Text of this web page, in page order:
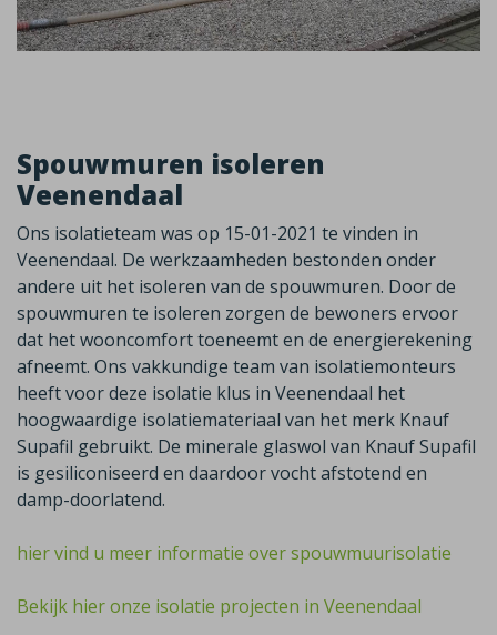
Spouwmuren isoleren
Veenendaal
Ons isolatieteam was op 15-01-2021 te vinden in
Veenendaal. De werkzaamheden bestonden onder
andere uit het isoleren van de spouwmuren. Door de
spouwmuren te isoleren zorgen de bewoners ervoor
dat het wooncomfort toeneemt en de energierekening
afneemt. Ons vakkundige team van isolatiemonteurs
heeft voor deze isolatie klus in Veenendaal het
hoogwaardige isolatiemateriaal van het merk Knauf
Supafil gebruikt. De minerale glaswol van Knauf Supafil
is gesiliconiseerd en daardoor vocht afstotend en
damp-doorlatend.
hier vind u meer informatie over spouwmuurisolatie
Bekijk hier onze isolatie projecten in Veenendaal